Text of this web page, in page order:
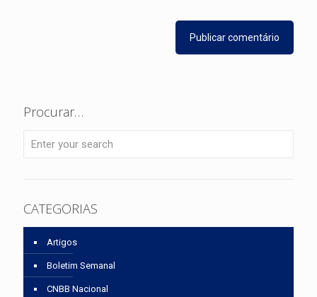
Procurar…
CATEGORIAS
Artigos
Boletim Semanal
CNBB Nacional